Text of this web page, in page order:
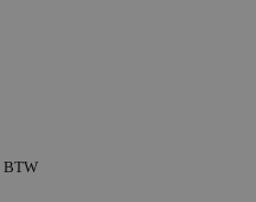
BTW